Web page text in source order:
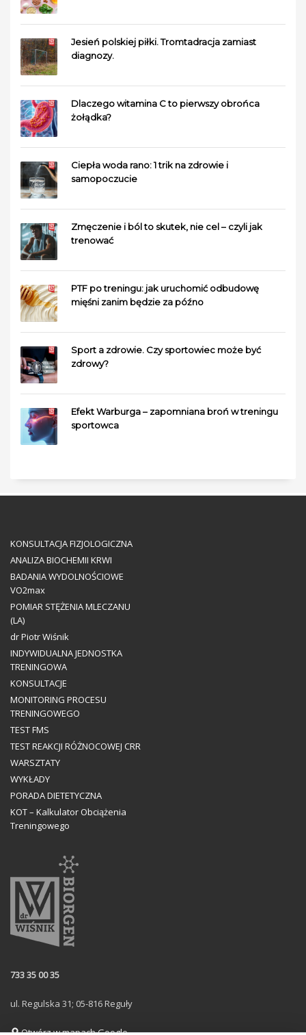
Jesień polskiej piłki. Tromtadracja zamiast
diagnozy.
Dlaczego witamina C to pierwszy obrońca
żołądka?
Ciepła woda rano: 1 trik na zdrowie i
samopoczucie
Zmęczenie i ból to skutek, nie cel – czyli jak
trenować
PTF po treningu: jak uruchomić odbudowę
mięśni zanim będzie za późno
Sport a zdrowie. Czy sportowiec może być
zdrowy?
Efekt Warburga – zapomniana broń w treningu
sportowca
KONSULTACJA FIZJOLOGICZNA
ANALIZA BIOCHEMII KRWI
BADANIA WYDOLNOŚCIOWE
VO2max
POMIAR STĘŻENIA MLECZANU
(LA)
dr Piotr Wiśnik
INDYWIDUALNA JEDNOSTKA
TRENINGOWA
KONSULTACJE
MONITORING PROCESU
TRENINGOWEGO
TEST FMS
TEST REAKCJI RÓŻNOCOWEJ CRR
WARSZTATY
WYKŁADY
PORADA DIETETYCZNA
KOT – Kalkulator Obciążenia
Treningowego
733 35 00 35
ul. Regulska 31; 05-816 Reguły
Otwórz w mapach Google